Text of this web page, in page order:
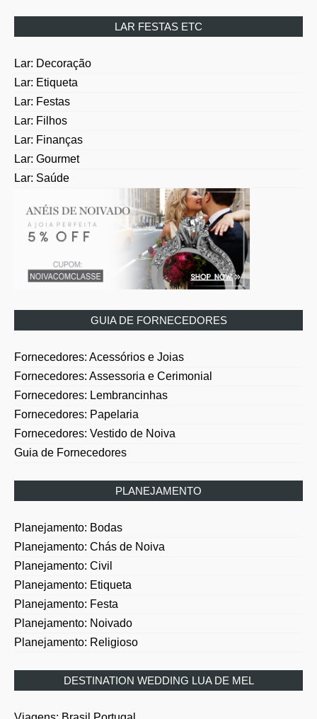
Lar: Etiqueta
Lar: Festas
Lar: Filhos
Lar: Finanças
Lar: Gourmet
Lar: Saúde
Fornecedores: Assessoria e Cerimonial
Fornecedores: Lembrancinhas
Fornecedores: Papelaria
Fornecedores: Vestido de Noiva
Guia de Fornecedores
Planejamento: Chás de Noiva
Planejamento: Civil
Planejamento: Etiqueta
Planejamento: Festa
Planejamento: Noivado
Planejamento: Religioso